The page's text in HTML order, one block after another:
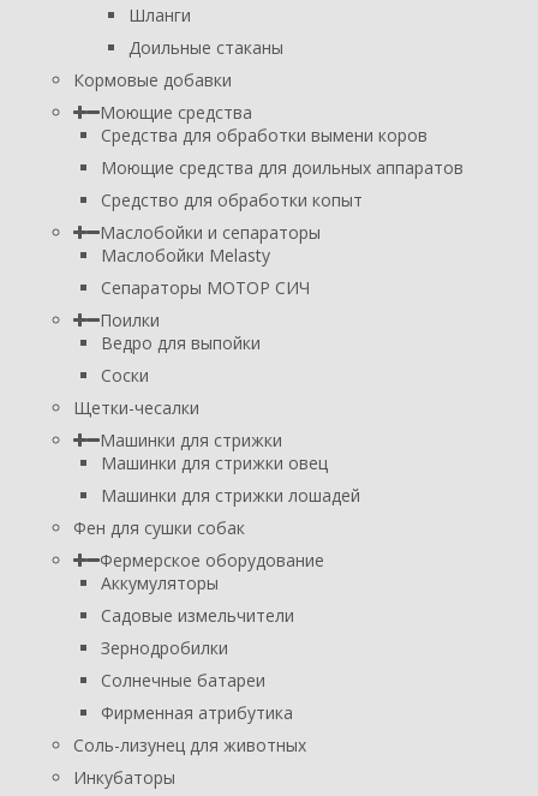
Шланги
Доильные стаканы
Кормовые добавки
Моющие средства
Средства для обработки вымени коров
Моющие средства для доильных аппаратов
Средство для обработки копыт
Маслобойки и сепараторы
Маслобойки Melasty
Сепараторы МОТОР СИЧ
Поилки
Ведро для выпойки
Соски
Щетки-чесалки
Машинки для стрижки
Машинки для стрижки овец
Машинки для стрижки лошадей
Фен для сушки собак
Фермерское оборудование
Аккумуляторы
Садовые измельчители
Зернодробилки
Солнечные батареи
Фирменная атрибутика
Соль-лизунец для животных
Инкубаторы